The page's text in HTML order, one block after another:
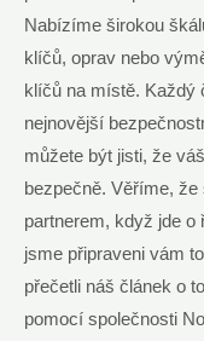
Nabízíme širokou
klíčů, oprav nebo
klíčů na místě. Každý
nejnovější
můžete být jisti, že
bezpečně. Věříme,
partnerem, když jde
jsme připraveni vám
přečetli náš článek o
pomocí společnosti